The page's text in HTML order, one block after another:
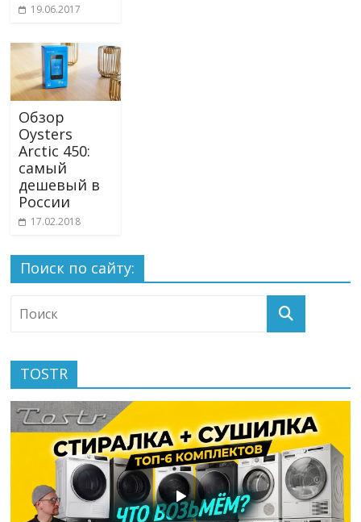
19.06.2017
Обзор
Oysters
Arctic 450:
самый
дешевый в
России
17.02.2018
Поиск по сайту:
TOSTR